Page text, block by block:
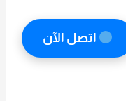
اتصل الآن